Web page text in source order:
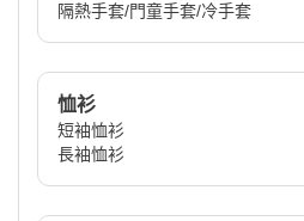
隔熱手套/門童手套/冷手套
恤衫
短袖恤衫
長袖恤衫